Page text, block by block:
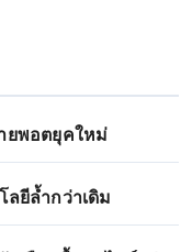
ยพอตยุคใหม่
ยีล้ำกว่าเดิม